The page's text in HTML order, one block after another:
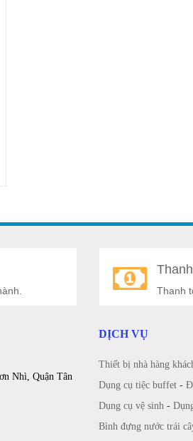
Nhì, Quận Tân
Thanh
DỊCH VỤ
Thiết bị nhà hàng
Dụng cụ tiệc buffet -
Dụng cụ vệ sinh -
Bình đựng nước trái